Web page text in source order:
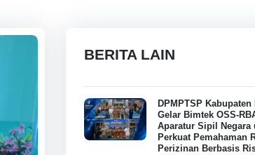
BERITA LAIN
DPMPTSP Kabupaten
Gelar Bimtek OSS-
Aparatur Sipil Negara
Perkuat Pemahaman
Perizinan Berbasis